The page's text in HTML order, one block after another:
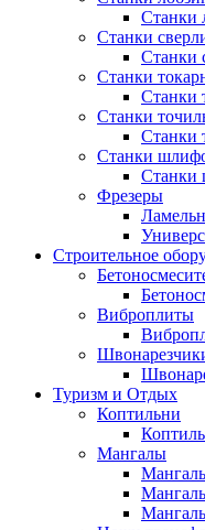
Станки
Станки
Станки
Станки
Станки
Станки
Станки
Станки
Станки
Фрезеры
Строительное
Виброплиты
Туризм и Отдых
Коптильни
Мангалы